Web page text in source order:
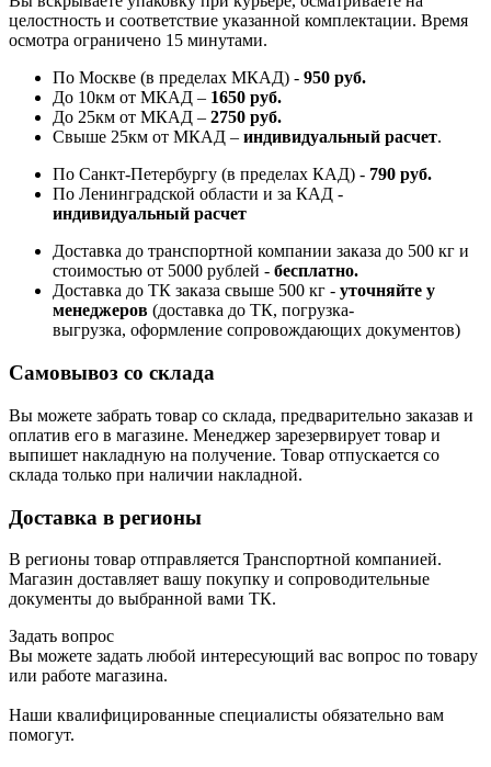
целостность и соответствие указанной комплектации. Время
осмотра ограничено 15 минутами.
По Москве (в пределах МКАД) - 950 руб.
До 10км от МКАД – 1650 руб.
До 25км от МКАД – 2750 руб.
Свыше 25км от МКАД – индивидуальный расчет.
По Санкт-Петербургу (в пределах КАД) - 790 руб.
По Ленинградской области и за КАД -
индивидуальный расчет
Доставка до транспортной компании заказа до 500 кг и
стоимостью от 5000 рублей - бесплатно.
Доставка до ТК заказа свыше 500 кг - уточняйте у
менеджеров (доставка до ТК, погрузка-
выгрузка, оформление сопровождающих документов)
Самовывоз со склада
Вы можете забрать товар со склада, предварительно заказав и
оплатив его в магазине. Менеджер зарезервирует товар и
выпишет накладную на получение. Товар отпускается со
склада только при наличии накладной.
Доставка в регионы
В регионы товар отправляется Транспортной компанией.
Магазин доставляет вашу покупку и сопроводительные
документы до выбранной вами ТК.
Задать вопрос
Вы можете задать любой интересующий вас вопрос по товару
или работе магазина.
Наши квалифицированные специалисты обязательно вам
помогут.